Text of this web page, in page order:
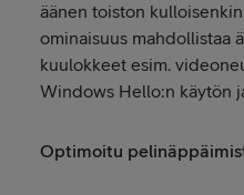
äänen toiston
ominaisuus mahdollistaa
kuulokkeet esim.
Windows Hello:n käytön
Optimoitu